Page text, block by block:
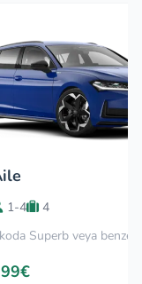
1-4
4
Superb veya benzer